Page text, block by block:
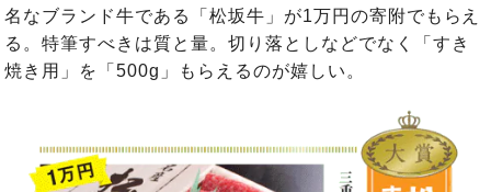
名なブランド牛である「松坂牛」が1万円の寄附でもらえ
る。特筆すべきは質と量。切り落としなどでなく「すき
焼き用」を「500g」もらえるのが嬉しい。